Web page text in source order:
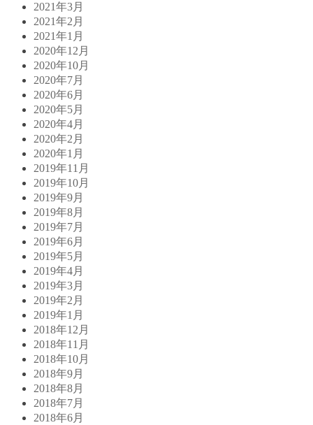
2021年3月
2021年2月
2021年1月
2020年12月
2020年10月
2020年7月
2020年6月
2020年5月
2020年4月
2020年2月
2020年1月
2019年11月
2019年10月
2019年9月
2019年8月
2019年7月
2019年6月
2019年5月
2019年4月
2019年3月
2019年2月
2019年1月
2018年12月
2018年11月
2018年10月
2018年9月
2018年8月
2018年7月
2018年6月